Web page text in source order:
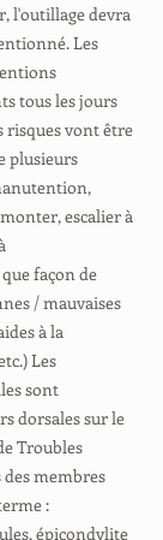
l'outillage devra
Les
tous les jours
risques vont être
plusieurs
escalier à
façon de
/ mauvaises
à la
Les
sont
dorsales sur le
Troubles
membres
:
épicondylite